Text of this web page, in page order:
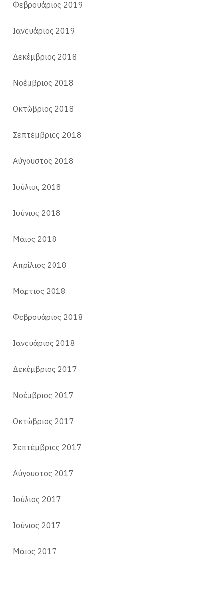
Φεβρουάριος 2019
Ιανουάριος 2019
Δεκέμβριος 2018
Νοέμβριος 2018
Οκτώβριος 2018
Σεπτέμβριος 2018
Αύγουστος 2018
Ιούλιος 2018
Ιούνιος 2018
Μάιος 2018
Απρίλιος 2018
Μάρτιος 2018
Φεβρουάριος 2018
Ιανουάριος 2018
Δεκέμβριος 2017
Νοέμβριος 2017
Οκτώβριος 2017
Σεπτέμβριος 2017
Αύγουστος 2017
Ιούλιος 2017
Ιούνιος 2017
Μάιος 2017